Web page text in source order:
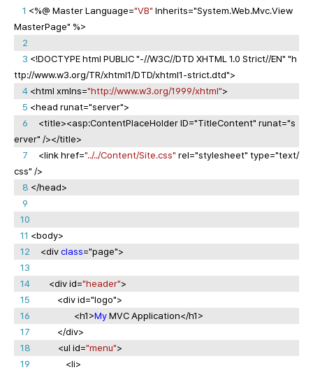
1 <%@ Master Language="VB" Inherits="System.Web.Mvc.View
MasterPage" %>
2
3 <!DOCTYPE html PUBLIC "-//W3C//DTD XHTML 1.0 Strict//EN" "h
ttp://www.w3.org/TR/xhtml1/DTD/xhtml1-strict.dtd">
4 <html xmlns="http://www.w3.org/1999/xhtml">
5 <head runat="server">
6 <title><asp:ContentPlaceHolder ID="TitleContent" runat="s
erver" /></title>
7 <link href="../../Content/Site.css" rel="stylesheet" type="text/
css" />
8 </head>
9
10
11 <body>
12 <divclass="page">
13
14 <div id="header">
15 <div id="logo">
16 <h1>MyMVC Application</h1>
17 </div>
18 <ul id="menu">
19 <li>